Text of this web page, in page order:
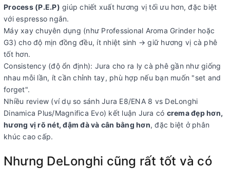
Process (P.E.P) giúp chiết xuất hương vị tối ưu hơn, đặc biệt
với espresso ngắn.
Máy xay chuyên dụng (như Professional Aroma Grinder hoặc
G3) cho độ mịn đồng đều, ít nhiệt sinh → giữ hương vị cà phê
tốt hơn.
Consistency (độ ổn định): Jura cho ra ly cà phê gần như giống
nhau mỗi lần, ít cần chỉnh tay, phù hợp nếu bạn muốn "set and
forget".
Nhiều review (ví dụ so sánh Jura E8/ENA 8 vs DeLonghi
Dinamica Plus/Magnifica Evo) kết luận Jura có crema đẹp hơn,
hương vị rõ nét, đậm đà và cân bằng hơn, đặc biệt ở phân
khúc cao cấp.
Nhưng DeLonghi cũng rất tốt và có